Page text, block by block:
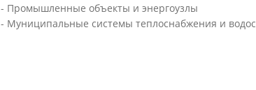
- Промышленные объекты и энергоузлы
- Муниципальные системы теплоснабжения и